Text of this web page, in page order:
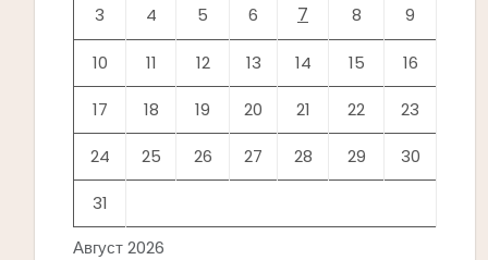
Август 2026
3 4 5 6 7 8 9
10 11 12 13 14 15 16
17 18 19 20 21 22 23
24 25 26 27 28 29 30
31